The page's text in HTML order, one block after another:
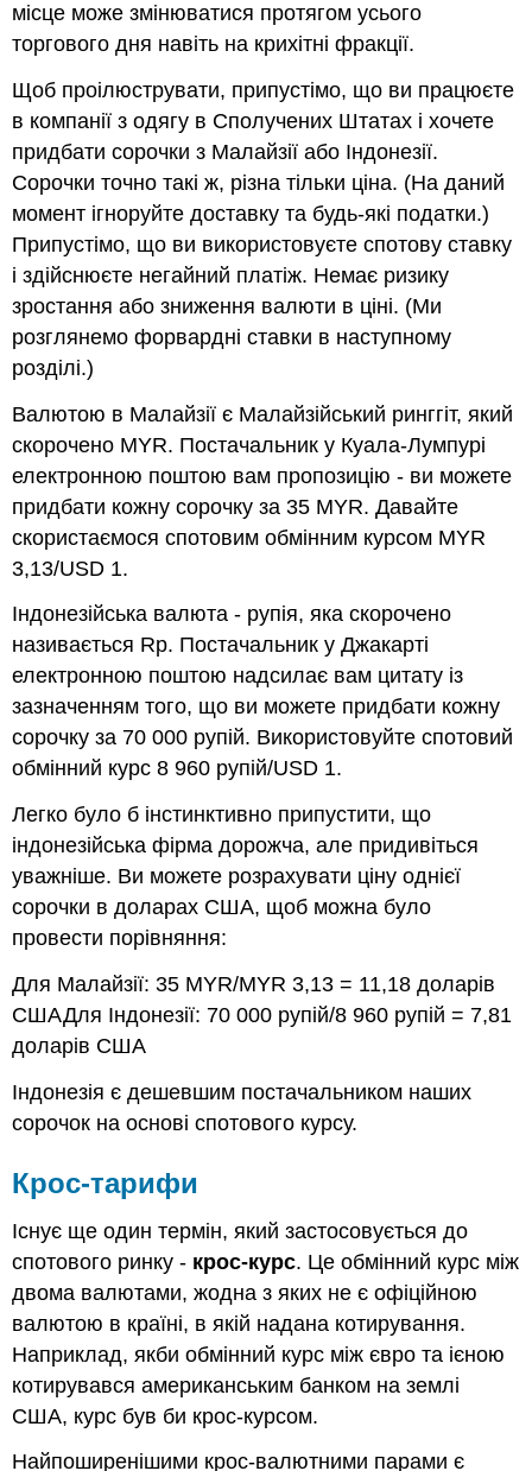
місце може змінюватися протягом усього
торгового дня навіть на крихітні фракції.
Щоб проілюструвати, припустімо, що ви працюєте
в компанії з одягу в Сполучених Штатах і хочете
придбати сорочки з Малайзії або Індонезії.
Сорочки точно такі ж, різна тільки ціна. (На даний
момент ігноруйте доставку та будь-які податки.)
Припустімо, що ви використовуєте спотову ставку
і здійснюєте негайний платіж. Немає ризику
зростання або зниження валюти в ціні. (Ми
розглянемо форвардні ставки в наступному
розділі.)
Валютою в Малайзії є Малайзійський ринггіт, який
скорочено MYR. Постачальник у Куала-Лумпурі
електронною поштою вам пропозицію - ви можете
придбати кожну сорочку за 35 MYR. Давайте
скористаємося спотовим обмінним курсом MYR
3,13/USD 1.
Індонезійська валюта - рупія, яка скорочено
називається Rp. Постачальник у Джакарті
електронною поштою надсилає вам цитату із
зазначенням того, що ви можете придбати кожну
сорочку за 70 000 рупій. Використовуйте спотовий
обмінний курс 8 960 рупій/USD 1.
Легко було б інстинктивно припустити, що
індонезійська фірма дорожча, але придивіться
уважніше. Ви можете розрахувати ціну однієї
сорочки в доларах США, щоб можна було
провести порівняння:
Для Малайзії: 35 MYR/MYR 3,13 = 11,18 доларів
СШАДля Індонезії: 70 000 рупій/8 960 рупій = 7,81
доларів США
Індонезія є дешевшим постачальником наших
сорочок на основі спотового курсу.
Крос-тарифи
Існує ще один термін, який застосовується до
спотового ринку - крос-курс. Це обмінний курс між
двома валютами, жодна з яких не є офіційною
валютою в країні, в якій надана котирування.
Наприклад, якби обмінний курс між євро та ієною
котирувався американським банком на землі
США, курс був би крос-курсом.
Найпоширенішими крос-валютними парами є